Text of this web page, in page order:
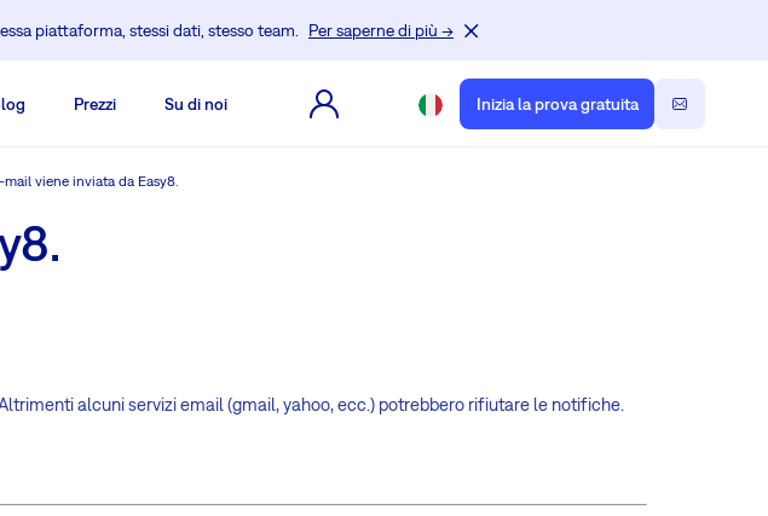
piattaforma, stessi dati, stesso team. Per saperne di più →
Prezzi Su di noi Inizia la prova gratuita
mail viene inviata da Easy8.
alcuni servizi email (gmail, yahoo, ecc.) potrebbero rifiutare le notifiche.